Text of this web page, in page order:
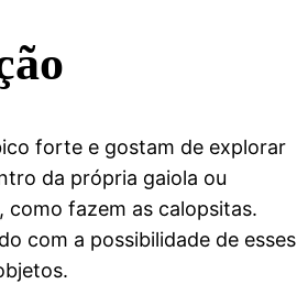
forte e gostam de explorar
da própria gaiola ou
como fazem as calopsitas.
com a possibilidade de esses